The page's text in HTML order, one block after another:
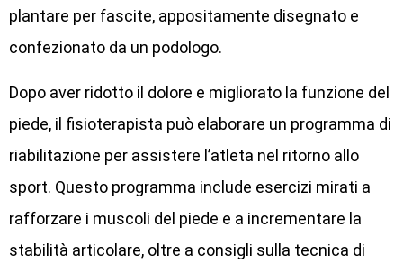
plantare per fascite, appositamente disegnato e
confezionato da un podologo.
Dopo aver ridotto il dolore e migliorato la funzione del
piede, il fisioterapista può elaborare un programma di
riabilitazione per assistere l’atleta nel ritorno allo
sport. Questo programma include esercizi mirati a
rafforzare i muscoli del piede e a incrementare la
stabilità articolare, oltre a consigli sulla tecnica di